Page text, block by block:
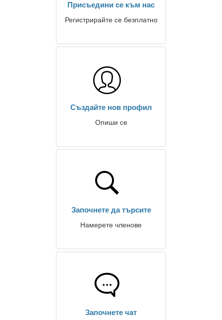
Присъедини се към нас
Регистрирайте се безплатно
Създайте нов профил
Опиши се
Започнете да търсите
Намерете членове
Започнете чат